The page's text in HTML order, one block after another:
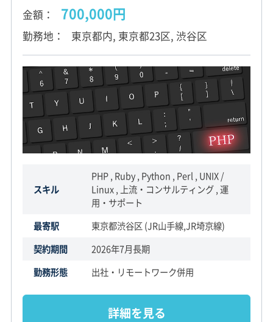
金額 700,000円
勤務地 東京都内, 東京都23区, 渋谷区
スキル
PHP , Ruby , Python , Perl , UNIX /
Linux , 上流・コンサルティング , 運
用・サポート
最寄駅
東京都渋谷区 (JR山手線,JR埼京線)
契約期間
2026年7月長期
勤務形態
出社・リモートワーク併用
詳細を見る